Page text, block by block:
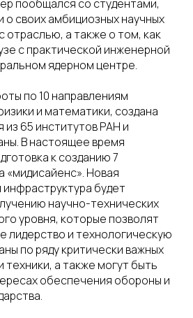
пообщался со студентами,
о своих амбициозных научных
отраслью, а также о том, как
с практической инженерной
ядерном центре.
по 10 направлениям
и математики, создана
из 65 институтов РАН и
В настоящее время
к созданию 7
«мидисайенс». Новая
будет
научно-технических
уровня, которые позволят
лидерство и технологическую
по ряду критически важных
техники, а также могут быть
обеспечения обороны и